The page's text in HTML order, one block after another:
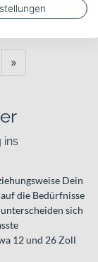
»
ins
Dein
die Bedürfnisse
sich
12 und 26 Zoll